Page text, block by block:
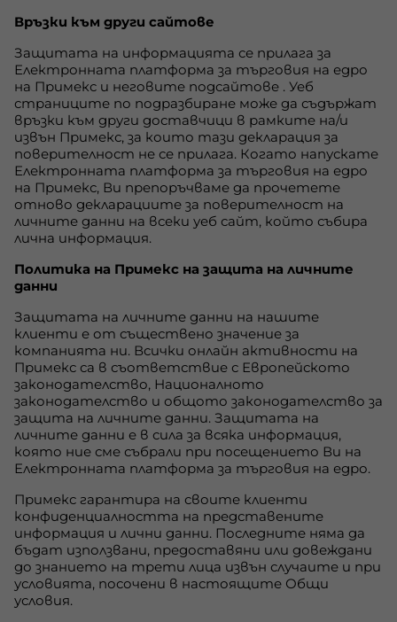
Връзки към други сайтове
Защитата на информацията се прилага за
Електронната платформа за търговия на едро
на Примекс и неговите подсайтове . Уеб
страниците по подразбиране може да съдържат
връзки към други доставчици в рамките на/и
извън Примекс, за които тази декларация за
поверителност не се прилага. Когато напускате
Електронната платформа за търговия на едро
на Примекс, Ви препоръчваме да прочетете
отново декларациите за поверителност на
личните данни на всеки уеб сайт, който събира
лична информация.
Политика на Примекс на защита на личните
данни
Защитата на личните данни на нашите
клиенти е от съществено значение за
компанията ни. Всички онлайн активности на
Примекс са в съответствие с Европейското
законодателство, Националното
законодателство и общото законодателство за
защита на личните данни. Защитата на
личните данни е в сила за всяка информация,
която ние сме събрали при посещението Ви на
Електронната платформа за търговия на едро.
Примекс гарантира на своите клиенти
конфиденциалността на представените
информация и лични данни. Последните няма да
бъдат използвани, предоставяни или довеждани
до знанието на трети лица извън случаите и при
условията, посочени в настоящите Общи
условия.